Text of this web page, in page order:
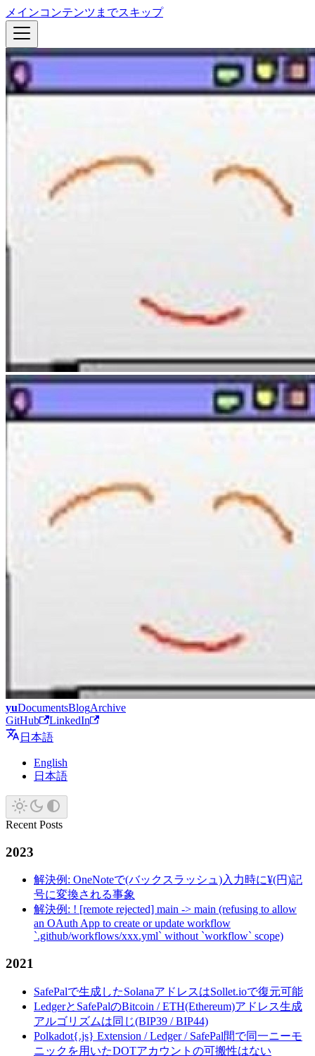
メインコンテンツまでスキップ
yuDocumentsBlogArchive
GitHub
LinkedIn
日本語
English
日本語
Recent Posts
2023
解決例: OneNoteで(バックスラッシュ)入力時に¥(円)記
号に変換される事象
解決例: ! [remote rejected] main -> main (refusing to allow
an OAuth App to create or update workflow
`.github/workflows/xxx.yml` without `workflow` scope)
2021
SafePalで生成したSolanaアドレスはSollet.ioで復元可能
LedgerとSafePalのBitcoin / ETH(Ethereum)アドレス生成
アルゴリズムは同じ(BIP39 / BIP44)
Polkadot{.js} Extension / Ledger / SafePal間で同一ニーモ
ニックを用いたDOTアカウントの可搬性はない